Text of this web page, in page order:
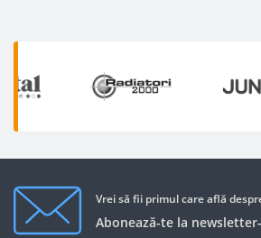
Vrei să fii primul care află
Abonează-te la